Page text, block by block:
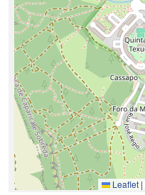
Leaflet |